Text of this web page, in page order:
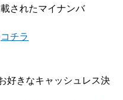
されたマイナンバ
コチラ
好きなキャッシュレス決